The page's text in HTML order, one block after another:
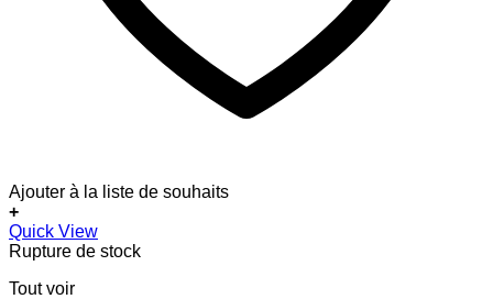
Ajouter à la liste de souhaits
+
Quick View
Rupture de stock
Tout voir